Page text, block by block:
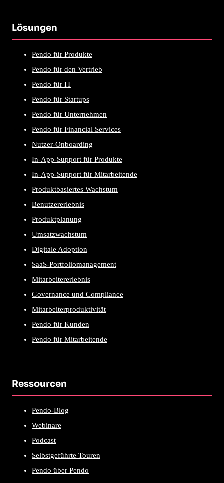
Lösungen
Pendo für Produkte
Pendo für den Vertrieb
Pendo für IT
Pendo für Startups
Pendo für Unternehmen
Pendo für Financial Services
Nutzer-Onboarding
In-App-Support für Produkte
In-App-Support für Mitarbeitende
Produktbasiertes Wachstum
Benutzererlebnis
Produktplanung
Umsatzwachstum
Digitale Adoption
SaaS-Portfoliomanagement
Mitarbeitererlebnis
Governance und Compliance
Mitarbeiterproduktivität
Pendo für Kunden
Pendo für Mitarbeitende
Ressourcen
Pendo-Blog
Webinare
Podcast
Selbstgeführte Touren
Pendo über Pendo